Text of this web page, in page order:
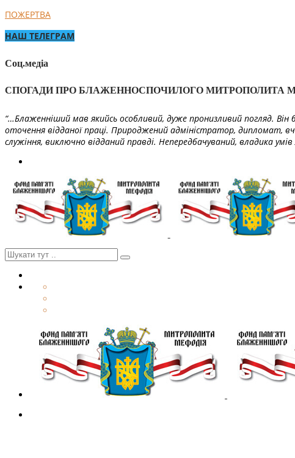
ПОЖЕРТВА
НАШ ТЕЛЕГРАМ
Соц.медіа
СПОГАДИ ПРО БЛАЖЕННОСПОЧИЛОГО МИТРОПОЛИТА
“…Блаженніший мав якийсь особливий, дуже пронизливий погляд.
оточення відданої праці. Природжений адміністратор, дипломат,
служіння, виключно відданий правді. Непередбачуваний, владика